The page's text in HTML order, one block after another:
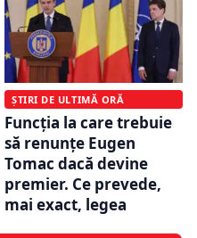
ȘTIRI DE ULTIMĂ ORĂ
Funcția la care trebuie
să renunțe Eugen
Tomac dacă devine
premier. Ce prevede,
mai exact, legea